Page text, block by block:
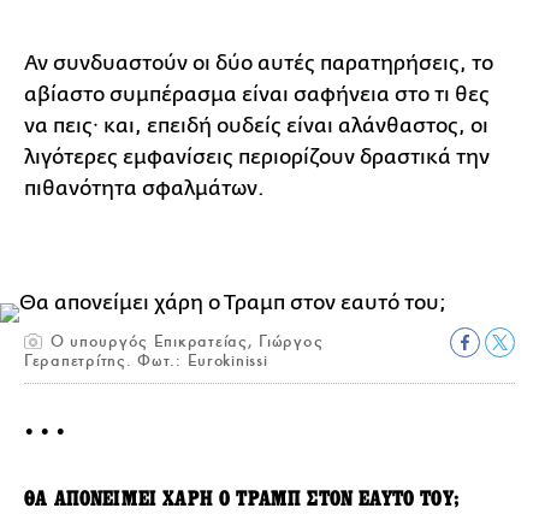
Αν συνδυαστούν οι δύο αυτές παρατηρήσεις, το
αβίαστο συμπέρασμα είναι σαφήνεια στο τι θες
να πεις· και, επειδή ουδείς είναι αλάνθαστος, οι
λιγότερες εμφανίσεις περιορίζουν δραστικά την
πιθανότητα σφαλμάτων.
Ο υπουργός Επικρατείας, Γιώργος
Γεραπετρίτης. Φωτ.: Eurokinissi
• • •
ΘΑ ΑΠΟΝΕΙΜΕΙ ΧΑΡΗ Ο ΤΡΑΜΠ ΣΤΟΝ ΕΑΥΤΟ ΤΟΥ;